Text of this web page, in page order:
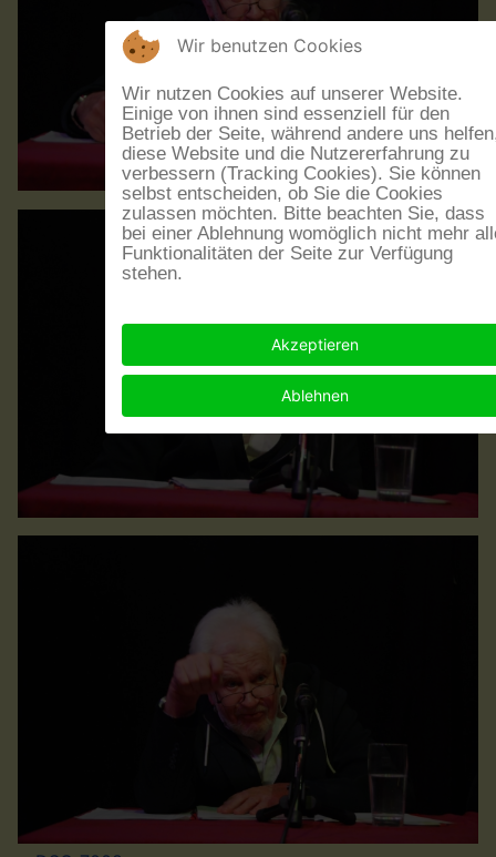
Wir benutzen Cookies
Wir nutzen Cookies auf unserer Website.
Einige von ihnen sind essenziell für den
Betrieb der Seite, während andere uns
diese Website und die Nutzererfahrung zu
verbessern (Tracking Cookies). Sie können
selbst entscheiden, ob Sie die Cookies
zulassen möchten. Bitte beachten Sie, dass
bei einer Ablehnung womöglich nicht mehr
Funktionalitäten der Seite zur Verfügung
stehen.
Akzeptieren
Ablehnen